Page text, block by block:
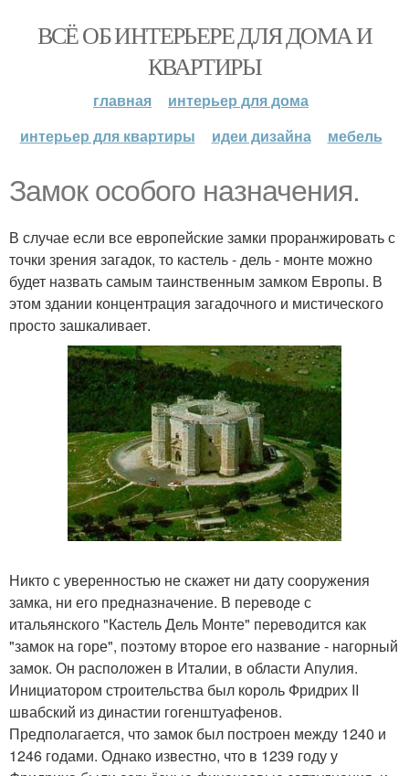
ВСЁ ОБ ИНТЕРЬЕРЕ ДЛЯ ДОМА И
КВАРТИРЫ
главная
интерьер для дома
интерьер для квартиры
идеи дизайна мебель
Замок особого назначения.
В случае если все европейские замки проранжировать с
точки зрения загадок, то кастель - дель - монте можно
будет назвать самым таинственным замком Европы. В
этом здании концентрация загадочного и мистического
просто зашкаливает.
Никто с уверенностью не скажет ни дату сооружения
замка, ни его предназначение. В переводе с
итальянского "Кастель Дель Монте" переводится как
"замок на горе", поэтому второе его название - нагорный
замок. Он расположен в Италии, в области Апулия.
Инициатором строительства был король Фридрих II
швабский из династии гогенштуафенов.
Предполагается, что замок был построен между 1240 и
1246 годами. Однако известно, что в 1239 году у